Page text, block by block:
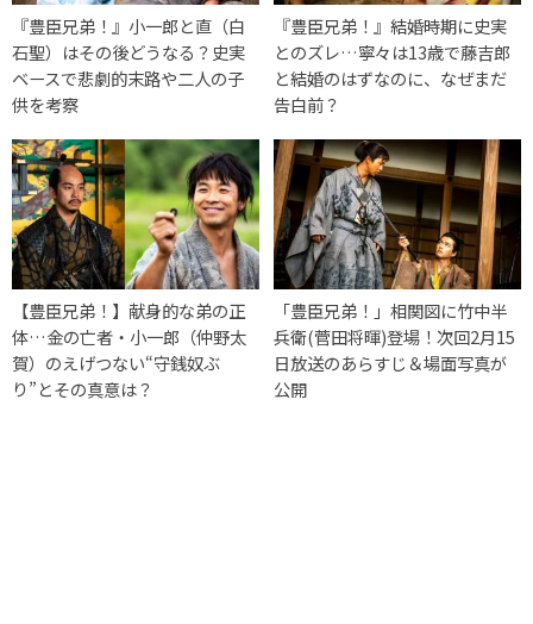
『豊臣兄弟！』小一郎と直（白
石聖）はその後どうなる？史実
ベースで悲劇的末路や二人の子
供を考察
『豊臣兄弟！』結婚時期に史実
とのズレ…寧々は13歳で藤吉郎
と結婚のはずなのに、なぜまだ
告白前？
【豊臣兄弟！】献身的な弟の正
体…金の亡者・小一郎（仲野太
賀）のえげつない“守銭奴ぶ
り”とその真意は？
「豊臣兄弟！」相関図に竹中半
兵衛(菅田将暉)登場！次回2月15
日放送のあらすじ＆場面写真が
公開